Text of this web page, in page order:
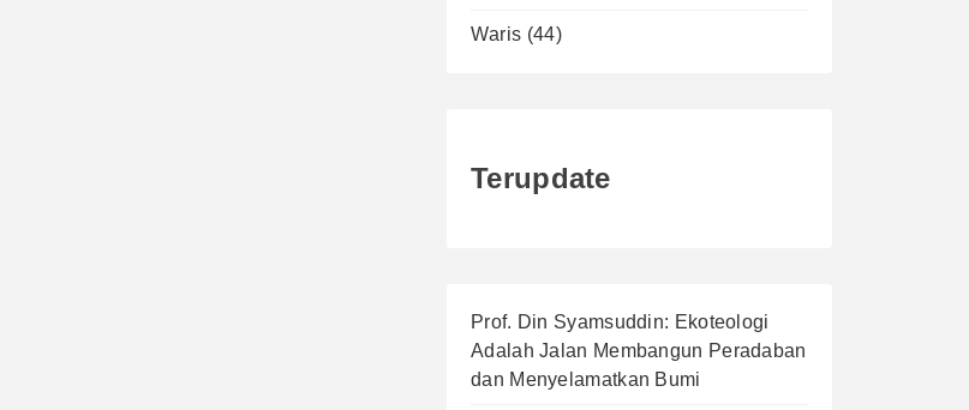
Waris (44)
Terupdate
Prof. Din Syamsuddin: Ekoteologi
Adalah Jalan Membangun Peradaban
dan Menyelamatkan Bumi